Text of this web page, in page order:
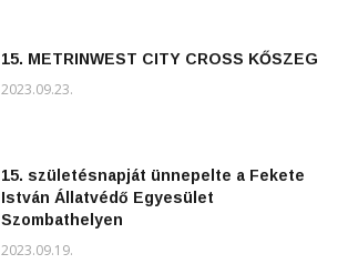
15. METRINWEST CITY CROSS KŐSZEG
2023.09.23.
15. születésnapját ünnepelte a Fekete
István Állatvédő Egyesület
Szombathelyen
2023.09.19.